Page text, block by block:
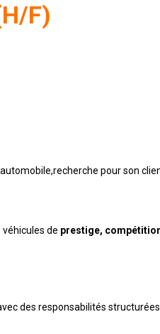
F)
pour son
de prestige,
des responsabilités